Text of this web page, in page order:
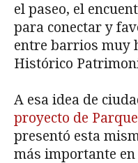
el paseo, el
para conectar y
entre barrios muy
Histórico
A esa idea de
proyecto de
presentó esta
más importante